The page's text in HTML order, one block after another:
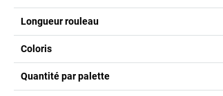
Longueur rouleau
Coloris
Quantité par palette